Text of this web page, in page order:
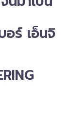
อร์ เอ็นจิ